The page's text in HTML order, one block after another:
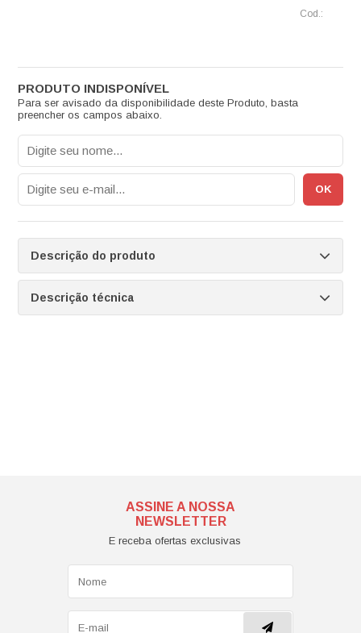
Para ser avisado da disponibilidade deste Produto, basta
preencher os campos abaixo.
Descrição do produto
Descrição técnica
ASSINE A NOSSA
NEWSLETTER
E receba ofertas exclusivas